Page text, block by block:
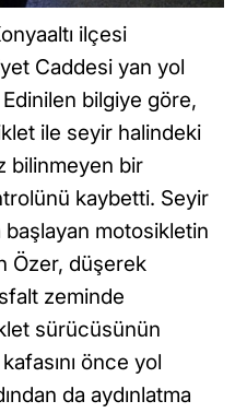
ilçesi
Caddesi yan yol
bilgiye göre,
ile seyir halindeki
bilinmeyen bir
kaybetti. Seyir
motosikletin
Özer, düşerek
zeminde
sürücüsünün
önce yol
da aydınlatma